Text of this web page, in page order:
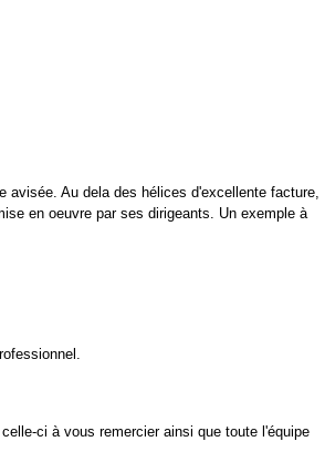
Au dela des hélices d'excellente facture,
en oeuvre par ses dirigeants. Un exemple à
ci à vous remercier ainsi que toute l'équipe